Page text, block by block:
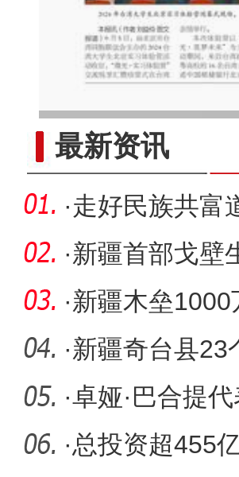
最新资讯
·走好民族共富
山海情
·新疆首部戈壁
日起施行
·新疆木垒
·新疆奇台县23
187.8亿
·卓娅·巴合提
的家
·总投资超455